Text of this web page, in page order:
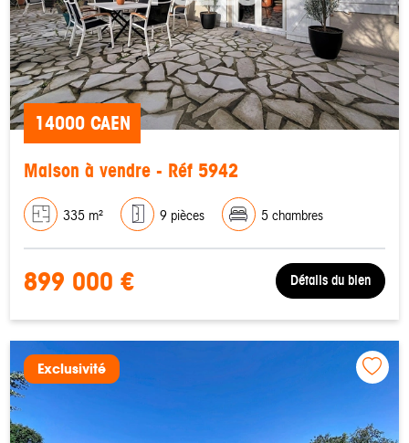
14000 CAEN
Maison à vendre - Réf 5942
335 m² 9 pièces 5 chambres
899 000 € Détails du bien
Exclusivité